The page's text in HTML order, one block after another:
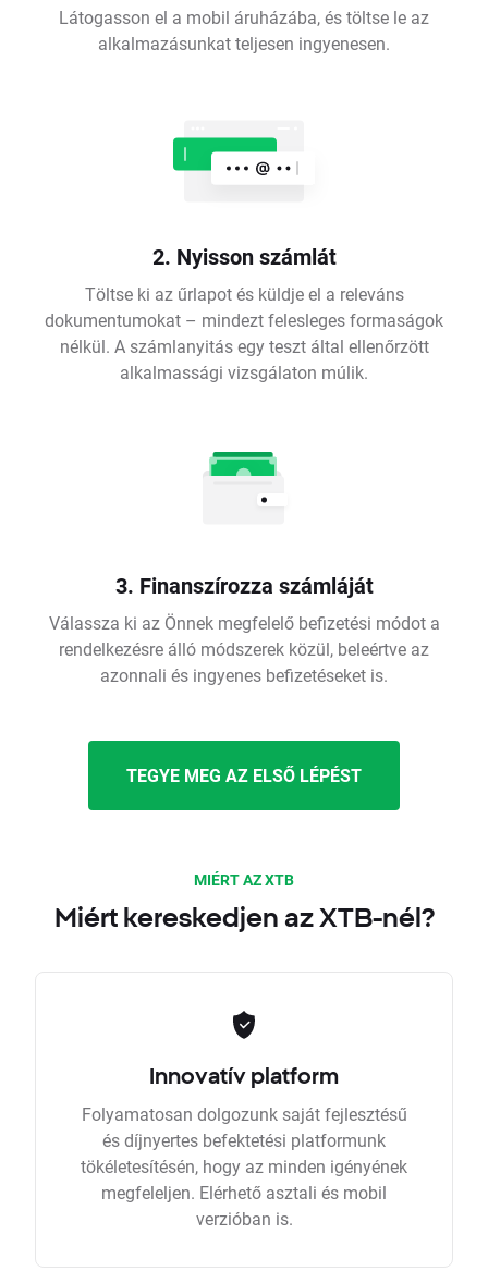
Látogasson el a mobil áruházába, és töltse le az
alkalmazásunkat teljesen ingyenesen.
2. Nyisson számlát
Töltse ki az űrlapot és küldje el a releváns
dokumentumokat – mindezt felesleges formaságok
nélkül. A számlanyitás egy teszt által ellenőrzött
alkalmassági vizsgálaton múlik.
3. Finanszírozza számláját
Válassza ki az Önnek megfelelő befizetési módot a
rendelkezésre álló módszerek közül, beleértve az
azonnali és ingyenes befizetéseket is.
TEGYE MEG AZ ELSŐ LÉPÉST
MIÉRT AZ XTB
Miért kereskedjen az XTB-nél?
Innovatív platform
Folyamatosan dolgozunk saját fejlesztésű
és díjnyertes befektetési platformunk
tökéletesítésén, hogy az minden igényének
megfeleljen. Elérhető asztali és mobil
verzióban is.